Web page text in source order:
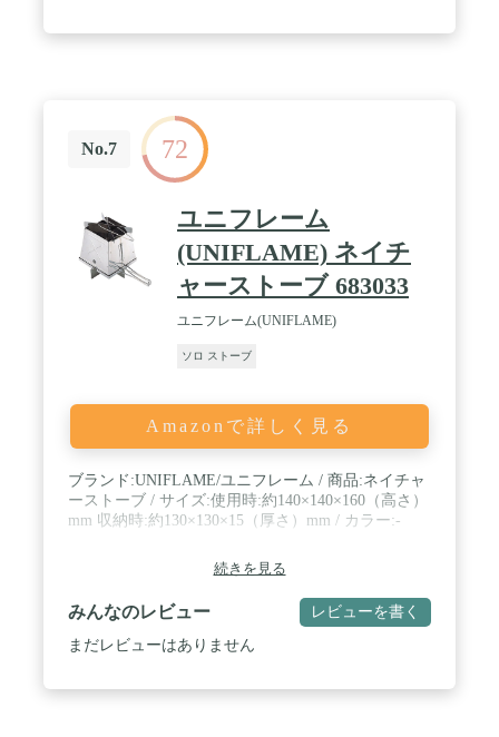
No.7 72
ユニフレーム
(UNIFLAME) ネイチ
ャーストーブ 683033
ユニフレーム(UNIFLAME)
ソロ ストーブ
Amazonで詳しく見る
ブランド:UNIFLAME/ユニフレーム / 商品:ネイチャ
ーストーブ / サイズ:使用時:約140×140×160（高さ）
mm 収納時:約130×130×15（厚さ）mm / カラー:-
続きを見る
みんなのレビュー レビューを書く
まだレビューはありません